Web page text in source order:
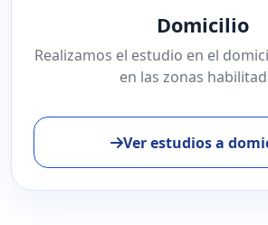
Domicilio
Realizamos el estudio en el
en las zonas
Ver estudios a